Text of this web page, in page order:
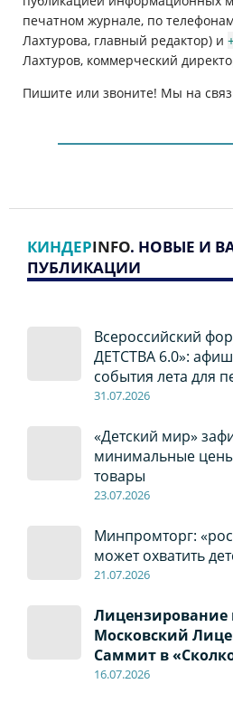
печатном журнале, по телефонам
Лахтурова, главный редактор) и
Лахтуров, коммерческий
Пишите или звоните! Мы на
КИНДЕРINFO. НОВЫЕ И
ПУБЛИКАЦИИ
Всероссийский
ДЕТСТВА 6.0»:
события лета для
31.07.2026
«Детский мир»
минимальные
товары
23.07.2026
Минпромторг:
может охватить
21.07.2026
Лицензирование
Московский
Саммит в
16.07.2026